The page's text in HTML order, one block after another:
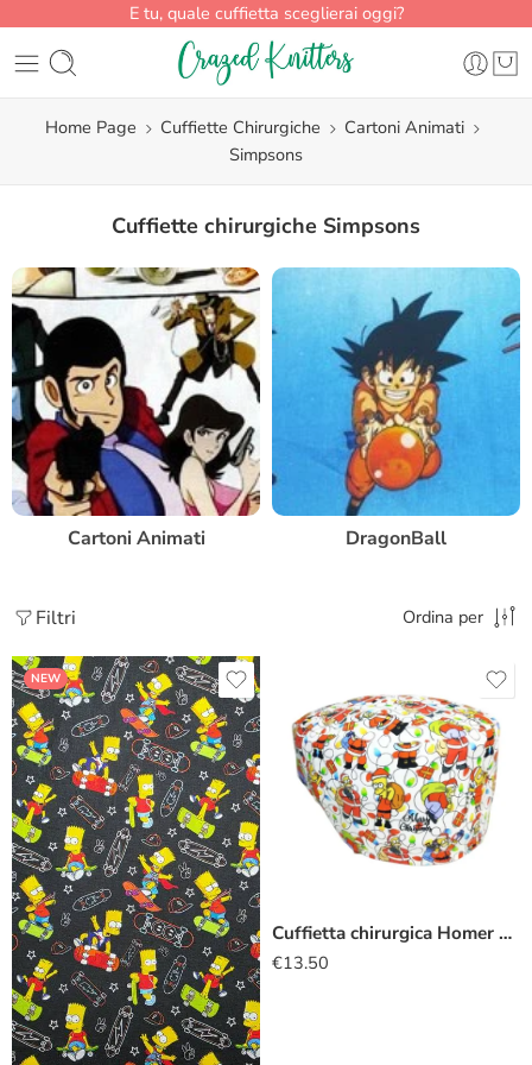
E tu, quale cuffietta sceglierai oggi?
Home Page Cuffiette Chirurgiche
Cartoni Animati
Simpsons
Cuffiette chirurgiche Simpsons
Cartoni Animati DragonBall
Filtri Ordina per
NEW
Cuffietta chirurgica Homer Babbo Natale
€13.50